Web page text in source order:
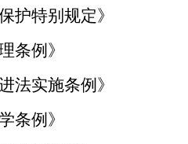
护特别规定》
条例》
法实施条例》
条例》